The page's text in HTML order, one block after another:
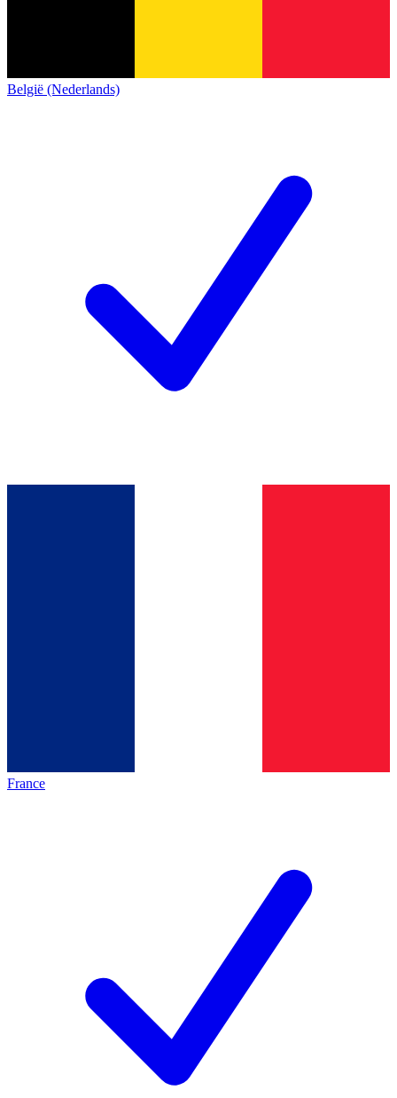
België (Nederlands)
France